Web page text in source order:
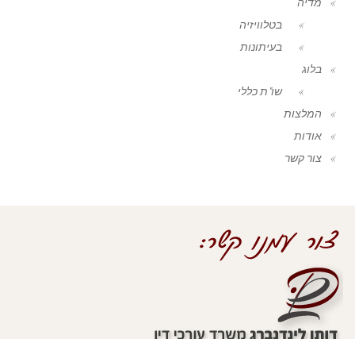
בטלוויזיה
בעיתונות
בלוג
שו"ת כללי
המלצות
אודות
צור קשר